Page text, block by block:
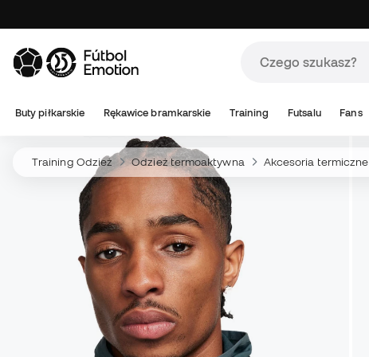
Buty piłkarskie Rękawice bramkarskie Training Futsalu Fans
Training Odzież Odzież termoaktywna Akcesoria termiczne